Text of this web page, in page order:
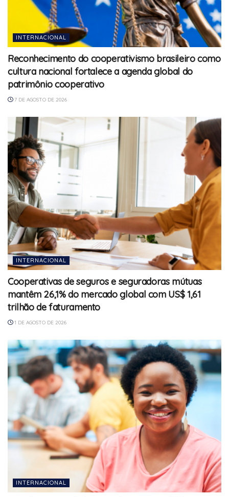
INTERNACIONAL
Reconhecimento do cooperativismo brasileiro como
cultura nacional fortalece a agenda global do
patrimônio cooperativo
7 DE AGOSTO DE 2026
INTERNACIONAL
Cooperativas de seguros e seguradoras mútuas
mantêm 26,1% do mercado global com US$ 1,61
trilhão de faturamento
1 DE AGOSTO DE 2026
INTERNACIONAL